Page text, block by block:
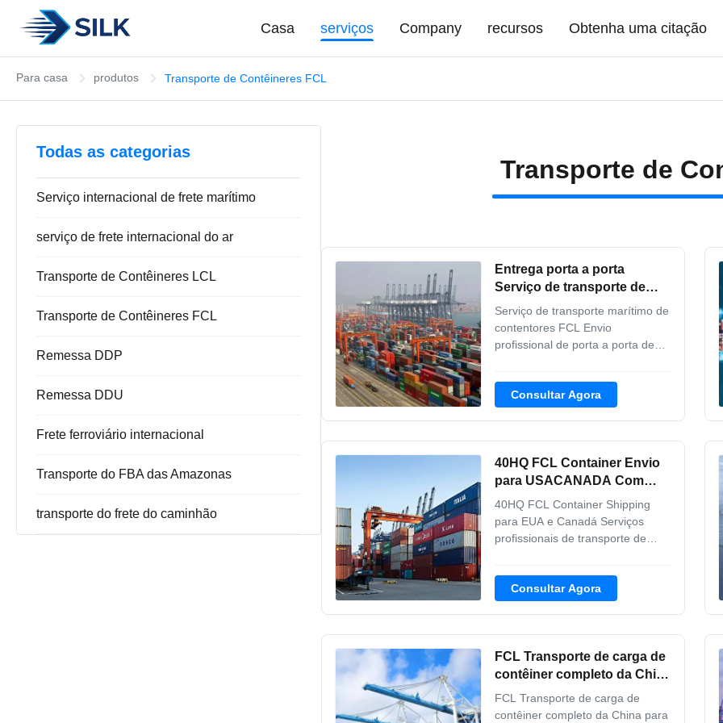
Casa serviços Company recursos Obtenha uma citação
Para casa produtos Transporte de Contêineres FCL
Todas as categorias
Serviço internacional de frete marítimo
serviço de frete internacional do ar
Transporte de Contêineres LCL
Transporte de Contêineres FCL
Remessa DDP
Remessa DDU
Frete ferroviário internacional
Transporte do FBA das Amazonas
transporte do frete do caminhão
Transporte de
Entrega porta a porta
Serviço de transporte de
contêineres FCL da China
para os EUA ou Canadá
Serviço de transporte marítimo de
contentores FCL Envio
profissional de porta a porta de
T, L / C, D / P e dinheiro. Visão
abrangentes especializad...
Consultar Agora
40HQ FCL Container Envio
para USACANADA Com
Cartão / Paleta / Caixa de
Madeira
40HQ FCL Container Shipping
para EUA e Canadá Serviços
profissionais de transporte de
embalagem de exportação
internacional de contêineres FCL
...
Consultar Agora
FCL Transporte de carga de
contêiner completo da China
para os Estados Unidos e
Canadá
FCL Transporte de carga de
contêiner completo da China para